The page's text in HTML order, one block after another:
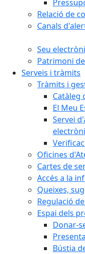
Relació de
Canals
Seu
Patrimoni
Serveis i tràmits
Tràmits i
Catàleg
El Meu
Servei
Oficines
Cartes de
Accés a la
Queixes,
Regulació
Espai dels
Donar-
Bústia